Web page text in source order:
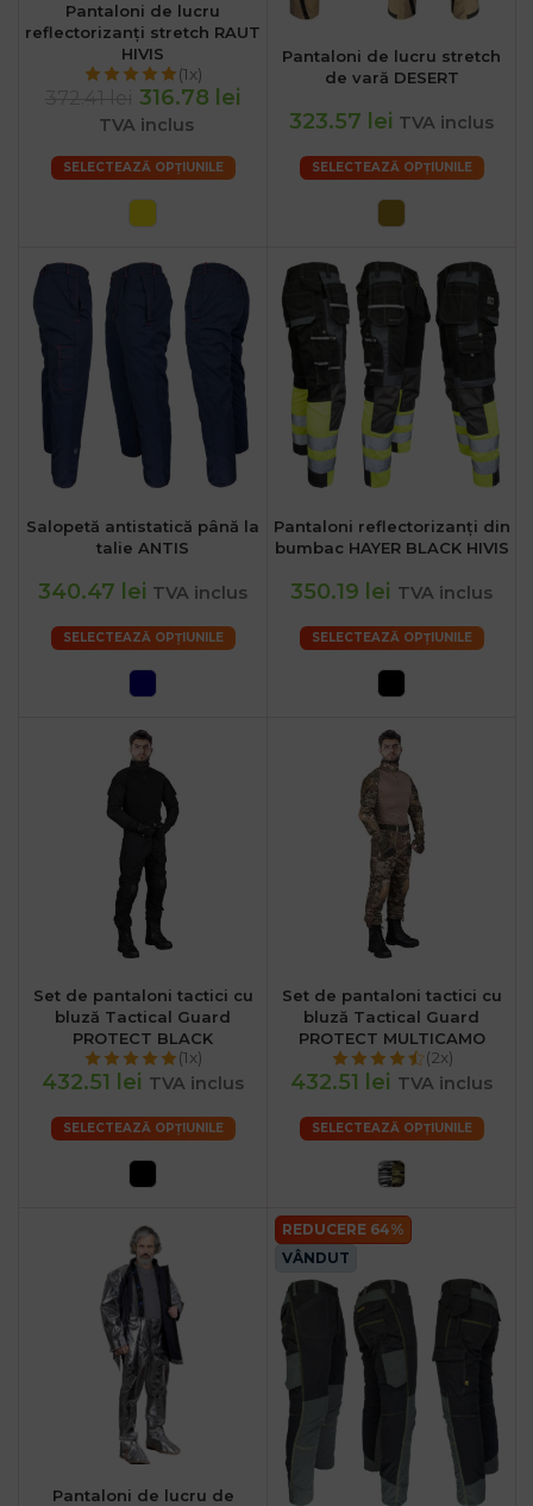
Pantaloni de lucru
reflectorizanți stretch RAUT
HIVIS
(1x)
316.78 lei
TVA inclus
SELECTEAZĂ OPȚIUNILE
Pantaloni de lucru stretch
de vară DESERT
323.57 lei TVA inclus
SELECTEAZĂ OPȚIUNILE
Salopetă antistatică până la
talie ANTIS
340.47 lei TVA inclus
SELECTEAZĂ OPȚIUNILE
Pantaloni reflectorizanți din
bumbac HAYER BLACK HIVIS
350.19 lei TVA inclus
SELECTEAZĂ OPȚIUNILE
Set de pantaloni tactici cu
bluză Tactical Guard
PROTECT BLACK
(1x)
432.51 lei TVA inclus
SELECTEAZĂ OPȚIUNILE
Set de pantaloni tactici cu
bluză Tactical Guard
PROTECT MULTICAMO
(2x)
432.51 lei TVA inclus
SELECTEAZĂ OPȚIUNILE
Pantaloni de lucru de
REDUCERE 64%
VÂNDUT